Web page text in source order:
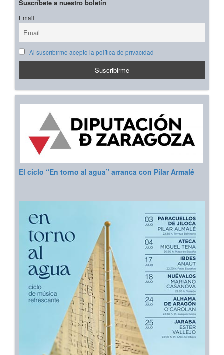
Suscríbete a nuestro boletín
Email
Al suscribirme acepto la política de privacidad
El ciclo “En torno al agua” arranca con Pilar Armalé